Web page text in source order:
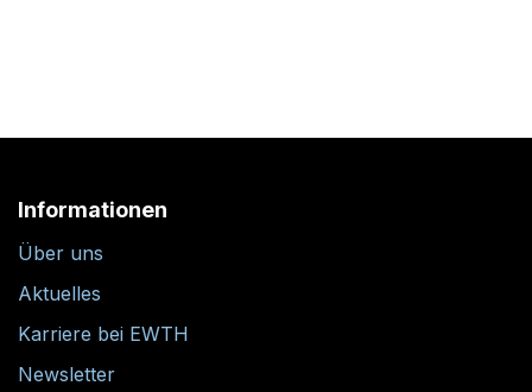
Informationen
Über uns
Aktuelles
Karriere bei EWTH
Newsletter